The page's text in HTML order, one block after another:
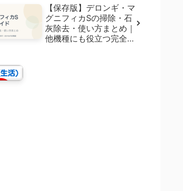
【保存版】デロンギ・マ
グニフィカSの掃除・石
灰除去・使い方まとめ｜
他機種にも役立つ完全ガ